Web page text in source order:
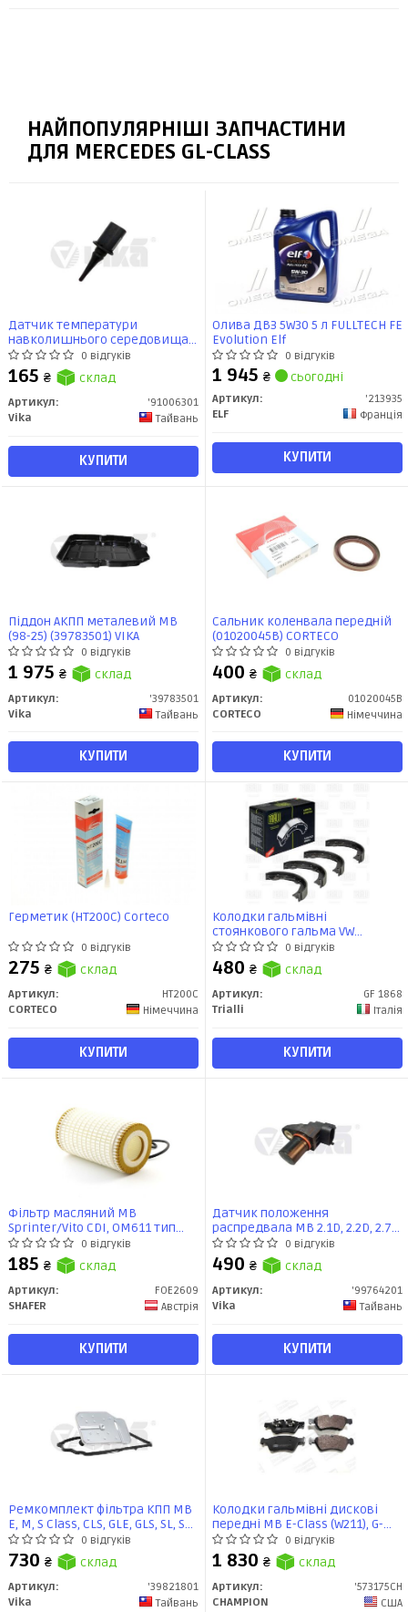
НАЙПОПУЛЯРНІШІ ЗАПЧАСТИНИ
ДЛЯ MERCEDES GL-CLASS
Датчик температури
навколишнього середовища
MB A, B, C, E, M, R, S Class, CLK,
CLS, GL, GLK, SL, SLK, SLR,
Sprinter, Vito (03-) (91006301)
VIKA
0 відгуків
165 ₴ склад
Артикул:
'91006301
Vika
Тайвань
КУПИТИ
Олива ДВЗ 5W30 5 л FULLTECH FE
Evolution Elf
0 відгуків
1 945 ₴ сьогодні
Артикул:
'213935
ELF
Франція
КУПИТИ
Піддон АКПП металевий MB
(98-25) (39783501) VIKA
0 відгуків
1 975 ₴ склад
Артикул:
'39783501
Vika
Тайвань
КУПИТИ
Сальник коленвала передній
(01020045B) CORTECO
0 відгуків
400 ₴ склад
Артикул:
01020045B
CORTECO
Німеччина
КУПИТИ
Герметик (HT200C) Corteco
0 відгуків
275 ₴ склад
Артикул:
HT200C
CORTECO
Німеччина
КУПИТИ
Колодки гальмівні
стоянкового гальма VW
Touareg (02-) 210x30 (GF 1868)
Trialli
0 відгуків
480 ₴ склад
Артикул:
GF 1868
Trialli
Італія
КУПИТИ
Фільтр масляний MB
Sprinter/Vito CDI, OM611 тип
Mann, з веревкою по колу, 5
резинок (FOE2609) SHAFER
0 відгуків
185 ₴ склад
Артикул:
FOE2609
SHAFER
Австрія
КУПИТИ
Датчик положення
распредвала MB 2.1D, 2.2D, 2.7D,
3.0D (01-17) (99764201) VIKA
0 відгуків
490 ₴ склад
Артикул:
'99764201
Vika
Тайвань
КУПИТИ
Ремкомплект фільтра КПП MB
E, M, S Class, CLS, GLE, GLS, SL, SLK
3.0, 3.5,5.0,5.5 (98-19) (39821801)
VIKA
0 відгуків
730 ₴ склад
Артикул:
'39821801
Vika
Тайвань
Колодки гальмівні дискові
передні MB E-Class (W211), G-
Class (W463), GL-Class (X164)
(573175CH) CHAMPION
0 відгуків
1 830 ₴ склад
Артикул:
'573175CH
CHAMPION
США